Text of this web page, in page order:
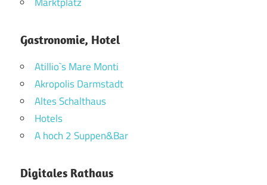
Gastronomie, Hotel
Atillio`s Mare Monti
Akropolis Darmstadt
Altes Schalthaus
Hotels
A hoch 2 Suppen&Bar
Digitales Rathaus